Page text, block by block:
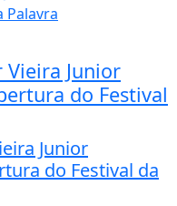
Junior
do Festival
Junior
do Festival da